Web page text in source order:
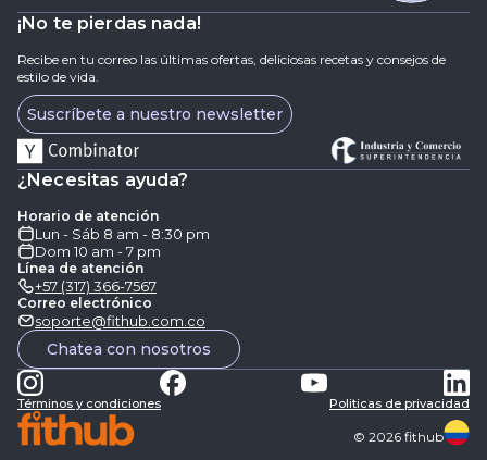
¡No te pierdas nada!
Recibe en tu correo las últimas ofertas, deliciosas recetas y consejos de
estilo de vida.
Suscríbete a nuestro newsletter
¿Necesitas ayuda?
Horario de atención
Lun - Sáb 8 am - 8:30 pm
Dom 10 am - 7 pm
Línea de atención
+57 (317) 366-7567
Correo electrónico
soporte@fithub.com.co
Chatea con nosotros
Términos y condiciones Politicas de privacidad
© 2026 fithub